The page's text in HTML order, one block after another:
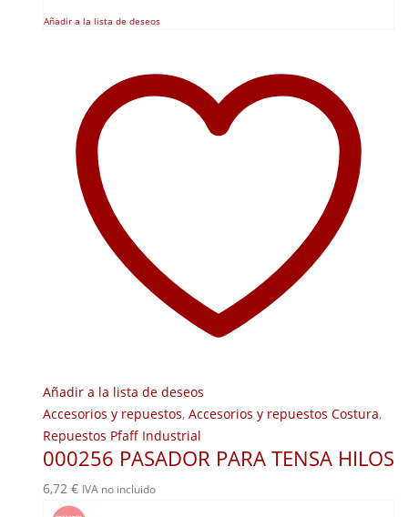
Añadir a la lista de deseos
Añadir a la lista de deseos
Accesorios y repuestos, Accesorios y repuestos Costura,
Repuestos Pfaff Industrial
000256 PASADOR PARA TENSA HILOS
6,72 € IVA no incluido